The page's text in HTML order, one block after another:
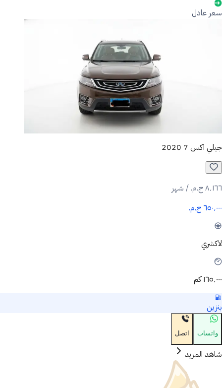
سعر عادل
جيلي اكس 7 2020
٨٬١٦٦ ج.م.‏ / شهر
٦٥٠٬٠٠٠ ج.م.‏
لاكشري
١٦٥٬٠٠٠ كم
بنزين
واتساب اتصل
شاهد المزيد